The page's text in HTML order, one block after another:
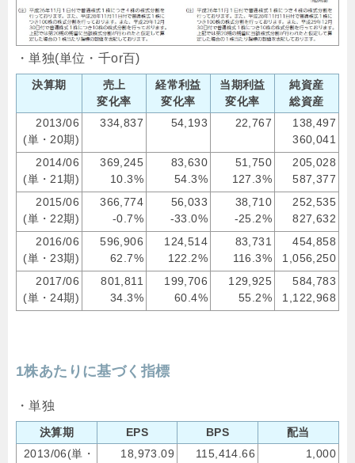
・単独(単位・千or百)
決算期
売上
変化率
経常利益
変化率
当期利益
変化率
純資産
総資産
2013/06
(単・20期)
334,837 54,193 22,767
138,497
360,041
2014/06
(単・21期)
369,245
10.3%
83,630
54.3%
51,750
127.3%
205,028
587,377
2015/06
(単・22期)
366,774
-0.7%
56,033
-33.0%
38,710
-25.2%
252,535
827,632
2016/06
(単・23期)
596,906
62.7%
124,514
122.2%
83,731
116.3%
454,858
1,056,250
2017/06
(単・24期)
801,811
34.3%
199,706
60.4%
129,925
55.2%
584,783
1,122,968
1株あたりに基づく指標
・単独
決算期 EPS BPS
配当
2013/06(単・
18,973.09 115,414.66 1,000